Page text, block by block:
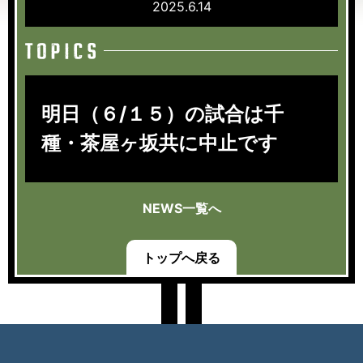
2025.6.14
明日（６/１５）の試合は千
種・茶屋ヶ坂共に中止です
NEWS一覧へ
トップへ戻る